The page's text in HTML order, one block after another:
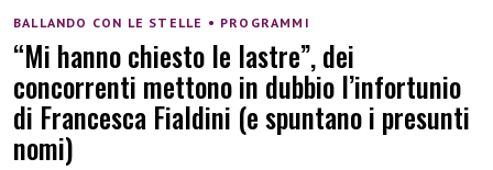
BALLANDO CON LE STELLE • PROGRAMMI
“Mi hanno chiesto le lastre”, dei
concorrenti mettono in dubbio l’infortunio
di Francesca Fialdini (e spuntano i presunti
nomi)